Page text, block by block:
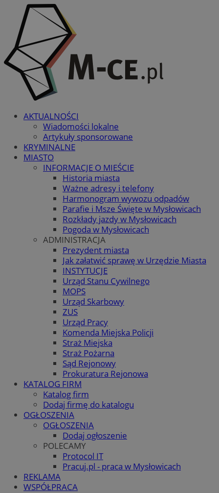
AKTUALNOŚCI
Wiadomości lokalne
Artykuły sponsorowane
KRYMINALNE
MIASTO
INFORMACJE O MIEŚCIE
Historia miasta
Ważne adresy i telefony
Harmonogram wywozu odpadów
Parafie i Msze Święte w Mysłowicach
Rozkłady jazdy w Mysłowicach
Pogoda w Mysłowicach
ADMINISTRACJA
Prezydent miasta
Jak załatwić sprawę w Urzędzie Miasta
INSTYTUCJE
Urząd Stanu Cywilnego
MOPS
Urząd Skarbowy
ZUS
Urząd Pracy
Komenda Miejska Policji
Straż Miejska
Straż Pożarna
Sąd Rejonowy
Prokuratura Rejonowa
KATALOG FIRM
Katalog firm
Dodaj firmę do katalogu
OGŁOSZENIA
OGŁOSZENIA
Dodaj ogłoszenie
POLECAMY
Protocol IT
Pracuj.pl - praca w Mysłowicach
REKLAMA
WSPÓŁPRACA